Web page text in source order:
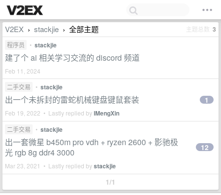
V2EX › stackjie › 全部主题 主题总数 3
程序员 • stackjie
建了个 ai 相关学习交流的 discord 频道
Feb 11, 2024
二手交易
• stackjie
出一个未拆封的雷蛇机械键盘键鼠套装
Feb 19, 2022 • Lastly replied byIMengXin
1
二手交易 • stackjie
出一套微星 b450m pro vdh + ryzen 2600 + 影驰极
光 rgb 8g ddr4 3000
Mar 23, 2021 • Lastly replied bystackjie
12
1/1